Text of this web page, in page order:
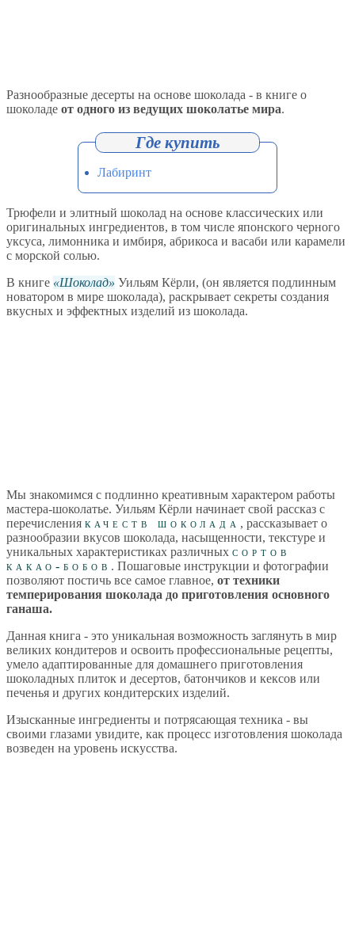
Разнообразные десерты на основе шоколада - в книге о
шоколаде от одного из ведущих шоколатье мира.
Лабиринт
Трюфели и элитный шоколад на основе классических или
оригинальных ингредиентов, в том числе японского черного
уксуса, лимонника и имбиря, абрикоса и васаби или карамели
с морской солью.
В книге
Шоколад
Уильям Кёрли, (он является подлинным
новатором в мире шоколада), раскрывает секреты создания
вкусных и эффектных изделий из шоколада.
Мы знакомимся с подлинно креативным характером работы
мастера-шоколатье. Уильям Кёрли начинает свой рассказ с
перечисления качеств шоколада , рассказывает о
разнообразии вкусов шоколада, насыщенности, текстуре и
уникальных характеристиках различных сортов
какао-бобов . Пошаговые инструкции и фотографии
позволяют постичь все самое главное, от техники
темперирования шоколада до приготовления основного
ганаша.
Данная книга - это уникальная возможность заглянуть в мир
великих кондитеров и освоить профессиональные рецепты,
умело адаптированные для домашнего приготовления
шоколадных плиток и десертов, батончиков и кексов или
печенья и других кондитерских изделий.
Изысканные ингредиенты и потрясающая техника - вы
своими глазами увидите, как процесс изготовления шоколада
возведен на уровень искусства.